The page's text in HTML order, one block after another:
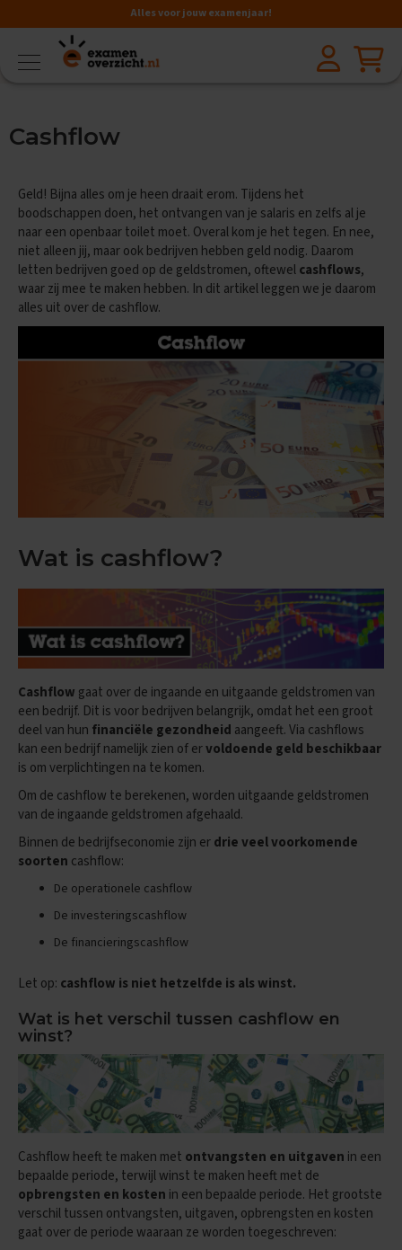
Alles voor jouw examenjaar!
VMBO
a
e
n
A
a
r
d
s
n
i
s
O
f
e
n
x
a
m
e
n
s
e
E
x
t
s
O
e
f
Cashflow
Geld! Bijna alles om je heen draait erom. Tijdens het
boodschappen doen, het ontvangen van je salaris en zelfs al je
naar een openbaar toilet moet. Overal kom je het tegen. En nee,
niet alleen jij, maar ook bedrijven hebben geld nodig. Daarom
letten bedrijven goed op de geldstromen, oftewelcashflows,
waar zij mee te maken hebben. In dit artikel leggen we je daarom
alles uit over de cashflow.
Wat is cashflow?
Cashflow gaat over de ingaande en uitgaande geldstromen van
een bedrijf. Dit is voor bedrijven belangrijk, omdat het een groot
deel van hun financiële gezondheid aangeeft. Via cashflows
kan een bedrijf namelijk zien of ervoldoende geld beschikbaar
is om verplichtingen na te komen.
Om de cashflow te berekenen, worden uitgaande geldstromen
van de ingaande geldstromen afgehaald.
Binnen de bedrijfseconomie zijn erdrie veel voorkomende
soorten cashflow:
De operationele cashflow
De investeringscashflow
De financieringscashflow
Let op: cashflow is niet hetzelfde is als winst.
Wat is het verschil tussen cashflow en
winst?
Cashflow heeft te maken met ontvangsten en uitgaven in een
bepaalde periode, terwijl winst te maken heeft met de
opbrengsten en kosten in een bepaalde periode. Het grootste
verschil tussen ontvangsten, uitgaven, opbrengsten en kosten
gaat over de periode waaraan ze worden toegeschreven: